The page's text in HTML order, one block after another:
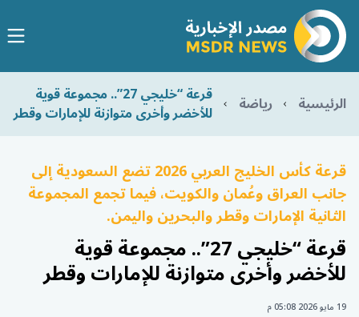
الرئيسية رياضة قرعة “خليجي 27”.. مجموعة قوية
للأخضر وأخرى متوازنة للإمارات وقطر
قرعة كأس الخليج العربي 2026 تضع السعودية إلى
جانب العراق وعُمان والكويت، فيما تجمع المجموعة
الثانية الإمارات وقطر والبحرين واليمن.
قرعة “خليجي 27”.. مجموعة قوية
للأخضر وأخرى متوازنة للإمارات وقطر
19 مايو 2026 05:08 م